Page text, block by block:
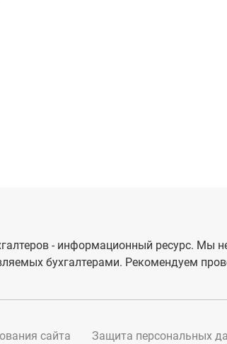
- информационный ресурс. Мы
бухгалтерами. Рекомендуем
сайта Защита персональных